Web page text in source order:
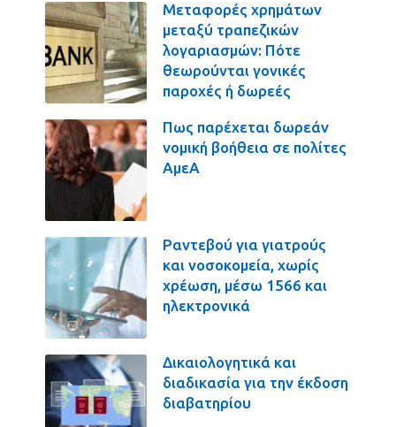
Μεταφορές χρημάτων
μεταξύ τραπεζικών
λογαριασμών: Πότε
θεωρούνται γονικές
παροχές ή δωρεές
Πως παρέχεται δωρεάν
νομική βοήθεια σε πολίτες
ΑμεΑ
Ραντεβού για γιατρούς
και νοσοκομεία, χωρίς
χρέωση, μέσω 1566 και
ηλεκτρονικά
Δικαιολογητικά και
διαδικασία για την έκδοση
διαβατηρίου